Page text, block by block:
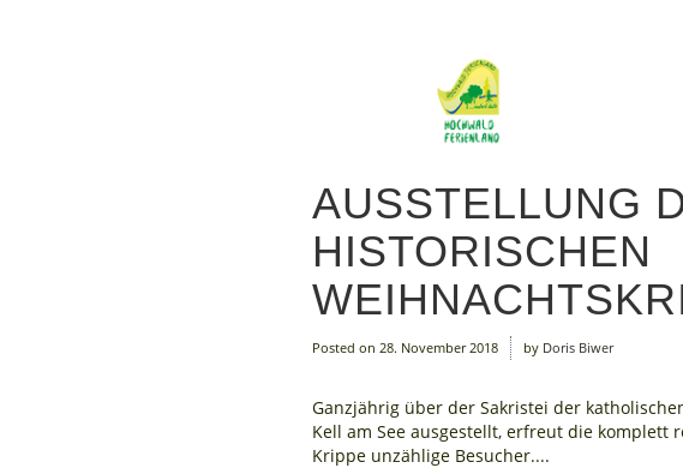
AUSSTELLUNG
HISTORISCHEN
Posted on 28. November 2018 by Doris Biwer
Ganzjährig über der Sakristei der
Kell am See ausgestellt, erfreut die komplett
Krippe unzählige Besucher....